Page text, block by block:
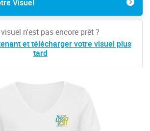
Visuel
n'est pas encore prêt ?
et télécharger votre visuel plus
tard